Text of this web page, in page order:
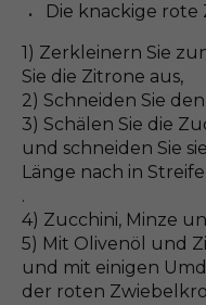
Die knackige rote
1) Zerkleinern Sie
Sie die Zitrone aus,
2) Schneiden Sie
3) Schälen Sie die
und schneiden Sie
Länge nach in
.
4) Zucchini, Minze
5) Mit Olivenöl und
und mit einigen
der roten